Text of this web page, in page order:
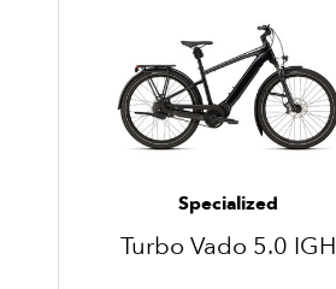
Specialized
Turbo Vado 5.0 IGH